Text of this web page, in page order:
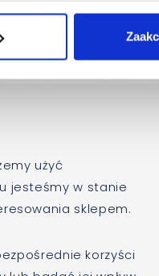
użyć
jesteśmy w stanie
sklepem.
korzyści